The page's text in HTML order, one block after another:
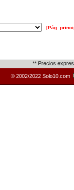
[Pág.
** Precios
© 2002/2022 Solo10.com